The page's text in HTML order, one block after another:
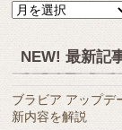
月
ー
カ
イ
ブ
NEW! 最新記
ブラビア アップデ
新内容を解説